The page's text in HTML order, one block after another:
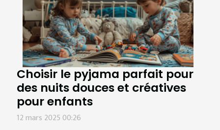
Choisir le pyjama parfait pour
des nuits douces et créatives
pour enfants
12 mars 2025 00:26